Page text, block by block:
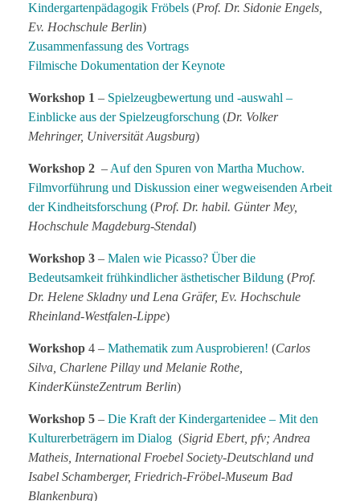
Kindergartenpädagogik Fröbels (Prof. Dr. Sidonie Engels,
Ev. Hochschule Berlin)
Zusammenfassung des Vortrags
Filmische Dokumentation der Keynote
Workshop 1 – Spielzeugbewertung und -auswahl –
Einblicke aus der Spielzeugforschung (Dr. Volker
Mehringer, Universität Augsburg)
Workshop 2 – Auf den Spuren von Martha Muchow.
Filmvorführung und Diskussion einer wegweisenden Arbeit
der Kindheitsforschung (Prof. Dr. habil. Günter Mey,
Hochschule Magdeburg-Stendal)
Workshop 3 – Malen wie Picasso? Über die
Bedeutsamkeit frühkindlicher ästhetischer Bildung (Prof.
Dr. Helene Skladny und Lena Gräfer, Ev. Hochschule
Rheinland-Westfalen-Lippe)
Workshop 4 – Mathematik zum Ausprobieren! (Carlos
Silva, Charlene Pillay und Melanie Rothe,
KinderKünsteZentrum Berlin)
Workshop 5 – Die Kraft der Kindergartenidee – Mit den
Kulturerbeträgern im Dialog (Sigrid Ebert, pfv; Andrea
Matheis, International Froebel Society-Deutschland und
Isabel Schamberger, Friedrich-Fröbel-Museum Bad
Blankenburg)